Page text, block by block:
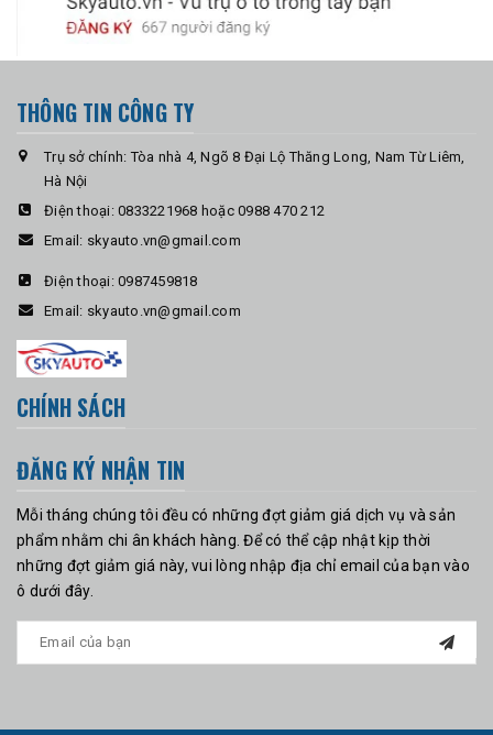
THÔNG TIN CÔNG TY
Trụ sở chính: Tòa nhà 4, Ngõ 8 Đại Lộ Thăng Long, Nam Từ Liêm,
Hà Nội
Điện thoại: 0833221968 hoặc 0988 470 212
Email: skyauto.vn@gmail.com
Điện thoại: 0987459818
Email: skyauto.vn@gmail.com
CHÍNH SÁCH
ĐĂNG KÝ NHẬN TIN
Mỗi tháng chúng tôi đều có những đợt giảm giá dịch vụ và sản
phẩm nhằm chi ân khách hàng. Để có thể cập nhật kịp thời
những đợt giảm giá này, vui lòng nhập địa chỉ email của bạn vào
ô dưới đây.